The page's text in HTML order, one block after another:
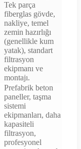
Tek parça
fiberglas gövde,
nakliye, temel
zemin hazırlığı
(genellikle kum
yatak), standart
filtrasyon
ekipmanı ve
montajı.
Prefabrik beton
paneller, taşma
sistemi
ekipmanları, daha
kapasiteli
filtrasyon,
profesyonel